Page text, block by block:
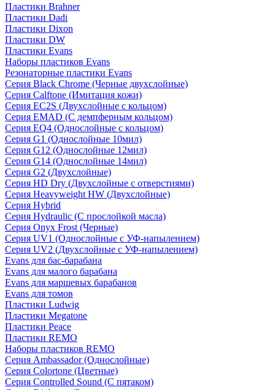
Пластики Brahner
Пластики Dadi
Пластики Dixon
Пластики DW
Пластики Evans
Наборы пластиков Evans
Резонаторные пластики Evans
Серия Black Chrome (Черные двухслойные)
Серия Calftone (Имитация кожи)
Серия EC2S (Двухслойные с кольцом)
Серия EMAD (С демпферным кольцом)
Серия EQ4 (Однослойные с кольцом)
Серия G1 (Однослойные 10мил)
Серия G12 (Однослойные 12мил)
Серия G14 (Однослойные 14мил)
Серия G2 (Двухслойные)
Серия HD Dry (Двухслойные с отверстиями)
Серия Heavyweight HW (Двухслойные)
Серия Hybrid
Серия Hydraulic (С прослойкой масла)
Серия Onyx Frost (Черные)
Серия UV1 (Однослойные с УФ-напылением)
Серия UV2 (Двухслойные с УФ-напылением)
Evans для бас-барабана
Evans для малого барабана
Evans для маршевых барабанов
Evans для томов
Пластики Ludwig
Пластики Megatone
Пластики Peace
Пластики REMO
Наборы пластиков REMO
Серия Ambassador (Однослойные)
Серия Colortone (Цветные)
Серия Controlled Sound (С пятаком)